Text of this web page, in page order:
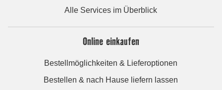
Alle Services im Überblick
Online einkaufen
Bestellmöglichkeiten & Lieferoptionen
Bestellen & nach Hause liefern lassen